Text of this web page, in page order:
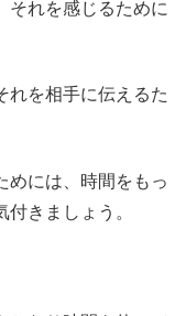
それを感じるために
れを相手に伝えるた
めには、時間をもっ
きましょう。